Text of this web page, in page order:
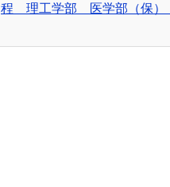
程 理工学部 医学部（保）